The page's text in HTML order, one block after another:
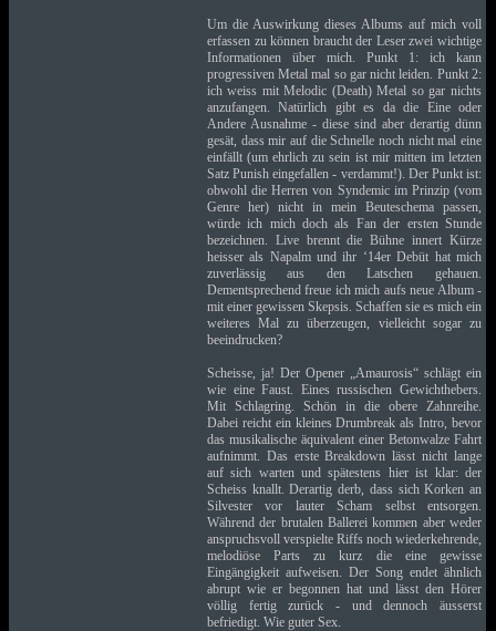
Um die Auswirkung dieses Albums auf mich voll
erfassen zu können braucht der Leser zwei wichtige
Informationen über mich. Punkt 1: ich kann
progressiven Metal mal so gar nicht leiden. Punkt 2:
ich weiss mit Melodic (Death) Metal so gar nichts
anzufangen. Natürlich gibt es da die Eine oder
Andere Ausnahme - diese sind aber derartig dünn
gesät, dass mir auf die Schnelle noch nicht mal eine
einfällt (um ehrlich zu sein ist mir mitten im letzten
Satz Punish eingefallen - verdammt!). Der Punkt ist:
obwohl die Herren von Syndemic im Prinzip (vom
Genre her) nicht in mein Beuteschema passen,
würde ich mich doch als Fan der ersten Stunde
bezeichnen. Live brennt die Bühne innert Kürze
heisser als Napalm und ihr ‘14er Debüt hat mich
zuverlässig aus den Latschen gehauen.
Dementsprechend freue ich mich aufs neue Album -
mit einer gewissen Skepsis. Schaffen sie es mich ein
weiteres Mal zu überzeugen, vielleicht sogar zu
beeindrucken?
Scheisse, ja! Der Opener „Amaurosis“ schlägt ein
wie eine Faust. Eines russischen Gewichthebers.
Mit Schlagring. Schön in die obere Zahnreihe.
Dabei reicht ein kleines Drumbreak als Intro, bevor
das musikalische äquivalent einer Betonwalze Fahrt
aufnimmt. Das erste Breakdown lässt nicht lange
auf sich warten und spätestens hier ist klar: der
Scheiss knallt. Derartig derb, dass sich Korken an
Silvester vor lauter Scham selbst entsorgen.
Während der brutalen Ballerei kommen aber weder
anspruchsvoll verspielte Riffs noch wiederkehrende,
melodiöse Parts zu kurz die eine gewisse
Eingängigkeit aufweisen. Der Song endet ähnlich
abrupt wie er begonnen hat und lässt den Hörer
völlig fertig zurück - und dennoch äusserst
befriedigt. Wie guter Sex.